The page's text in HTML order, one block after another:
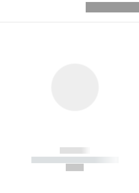
------------
----------- ----------- -----------